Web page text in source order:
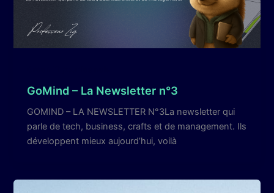
GoMind – La Newsletter n°3
GOMIND – LA NEWSLETTER N°3La newsletter qui
parle de tech, business, crafts et de management. Ils
développent mieux aujourd’hui, voilà